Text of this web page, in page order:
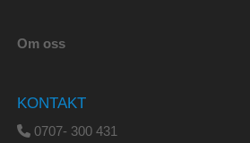
Om oss
KONTAKT
0707- 300 431